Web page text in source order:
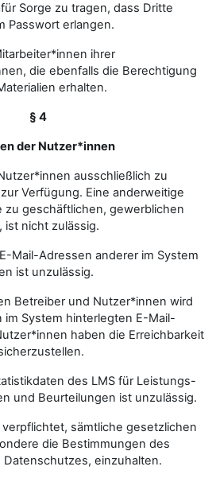
Sorge zu tragen, dass Dritte
Passwort erlangen.
ihrer
die ebenfalls die Berechtigung
erhalten.
§ 4
der Nutzer*innen
ausschließlich zu
Verfügung. Eine anderweitige
zu geschäftlichen, gewerblichen
ist nicht zulässig.
Mail-Adressen anderer im System
ist unzulässig.
Betreiber und Nutzer*innen wird
im System hinterlegten E-Mail-
haben die Erreichbarkeit
des LMS für Leistungs-
und Beurteilungen ist unzulässig.
sämtliche gesetzlichen
die Bestimmungen des
einzuhalten.